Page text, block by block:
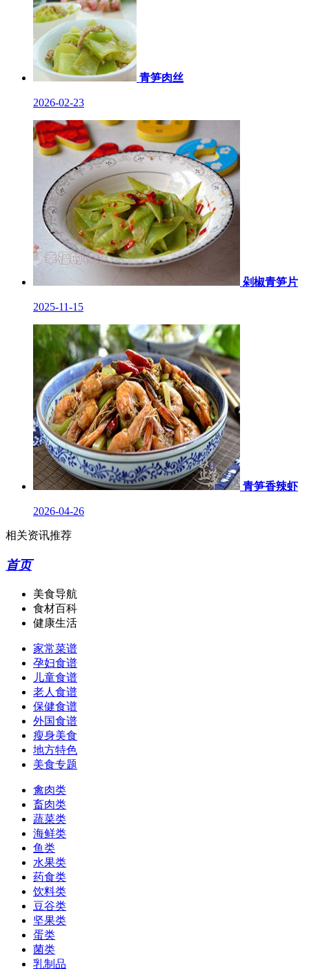
青笋肉丝
2026-02-23
剁椒青笋片
2025-11-15
青笋香辣虾
2026-04-26
相关资讯推荐
首页
美食导航
食材百科
健康生活
家常菜谱
孕妇食谱
儿童食谱
老人食谱
保健食谱
外国食谱
瘦身美食
地方特色
美食专题
禽肉类
畜肉类
蔬菜类
海鲜类
鱼类
水果类
药食类
饮料类
豆谷类
坚果类
蛋类
菌类
乳制品